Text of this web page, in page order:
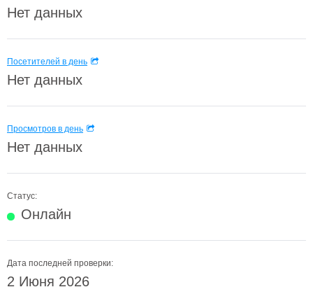
Нет данных
Посетителей в день
Нет данных
Просмотров в день
Нет данных
Статус:
Онлайн
Дата последней проверки:
2 Июня 2026